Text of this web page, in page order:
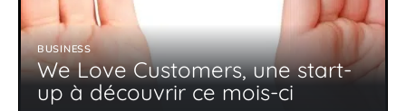
BUSINESS
We Love Customers, une start-
up à découvrir ce mois-ci